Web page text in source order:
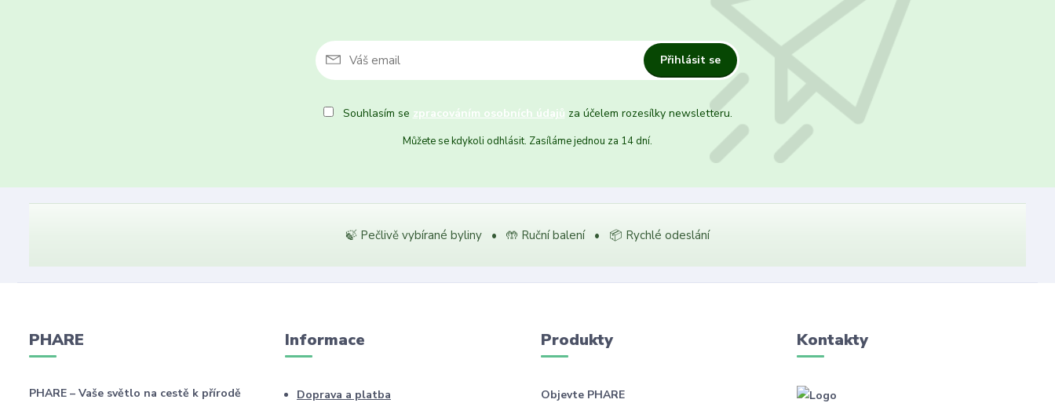
Přihlásit se
Souhlasím se zpracováním osobních údajů za účelem rozesílky newsletteru.
Můžete se kdykoli odhlásit. Zasíláme jednou za 14 dní.
🍃 Pečlivě vybírané byliny • 🤲 Ruční balení • 📦 Rychlé odeslání
PHARE
PHARE – Vaše světlo na cestě k přírodě
Informace
Doprava a platba
Produkty
Objevte PHARE
Kontakty